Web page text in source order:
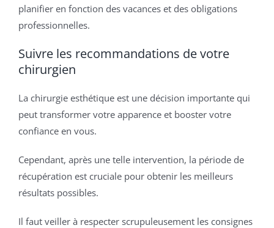
planifier en fonction des vacances et des obligations
professionnelles.
Suivre les recommandations de votre
chirurgien
La chirurgie esthétique est une décision importante qui
peut transformer votre apparence et booster votre
confiance en vous.
Cependant, après une telle intervention, la période de
récupération est cruciale pour obtenir les meilleurs
résultats possibles.
Il faut veiller à respecter scrupuleusement les consignes